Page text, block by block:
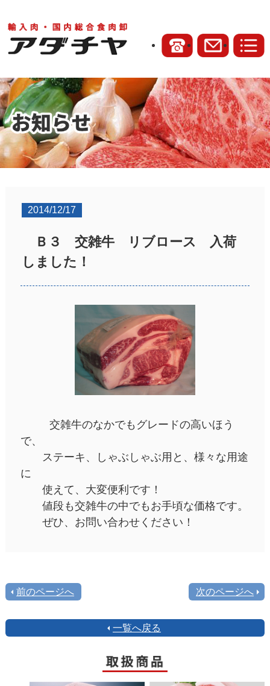
2014/12/17
Ｂ３ 交雑牛 リブロース 入荷
しました！
交雑牛のなかでもグレードの高いほう
で、
ステーキ、しゃぶしゃぶ用と、様々な用途
に
使えて、大変便利です！
値段も交雑牛の中でもお手頃な価格です。
ぜひ、お問い合わせください！
前のページへ 次のページへ
一覧へ戻る